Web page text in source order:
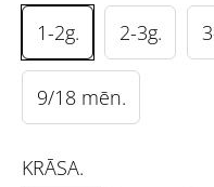
1-2g.
2-3g.
9/18 mēn.
KRĀSA.